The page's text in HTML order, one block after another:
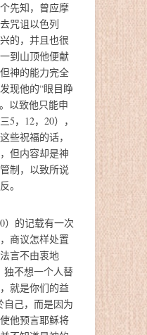
先知，曾应摩
咒诅以色列
的，并且也很
到山顶他便献
神的能力完全
现他的“眼目睁
以致他只能申
5，12，20），
些祝福的话，
但内容却是神
制，以致所说
。
）的记载有一次
商议怎样处置
言不由衷地
独不想一个人替
就是你们的益
自己，而是因为
他预言耶稣将